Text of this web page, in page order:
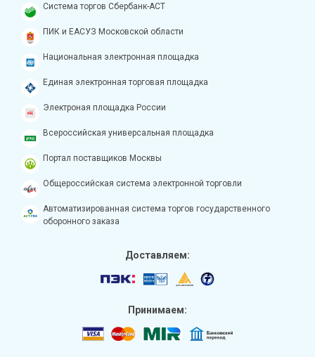
Система торгов Сбербанк-АСТ
ПИК и ЕАСУЗ Московской области
Национальная электронная площадка
Единая электронная торговая площадка
Электроная площадка России
Всероссийская универсальная площадка
Портал поставщиков Москвы
Общероссийская система электронной торговли
Автоматизированная система торгов государственного
оборонного заказа
Доставляем:
Принимаем: